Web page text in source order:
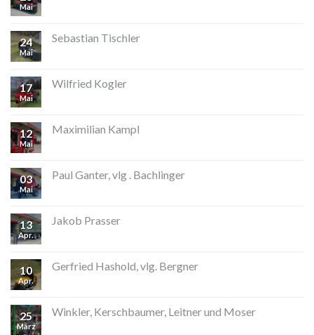
Mai
24
Mai
Sebastian Tischler
17
Mai
Wilfried Kogler
12
Mai
Maximilian Kampl
03
Mai
Paul Ganter, vlg . Bachlinger
13
Apr.
Jakob Prasser
10
Apr.
Gerfried Hashold, vlg. Bergner
25
März
Winkler, Kerschbaumer, Leitner und Moser